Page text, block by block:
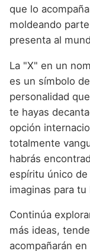
que lo
moldeando
presenta al
La "X" en un
es un símbolo
personalidad
te hayas
opción
totalmente
habrás
espíritu único
imaginas para tu
Continúa
más ideas,
acompañarán